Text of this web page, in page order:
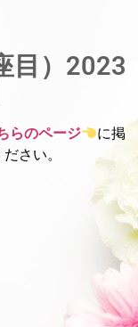
目）2023
らのページ
に掲
さい。